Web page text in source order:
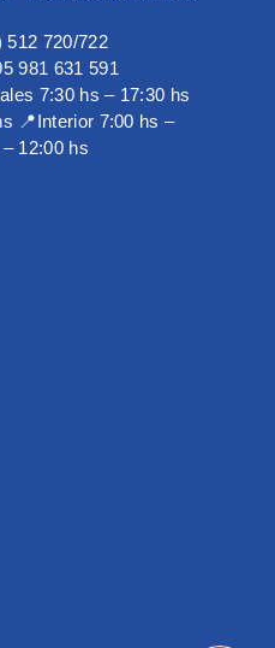
512 720/722
981 631 591
7:30 hs – 17:30 hs
📍Interior 7:00 hs –
12:00 hs